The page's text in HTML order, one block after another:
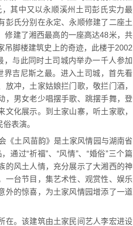
其中又以永顺溪州土司彭氏实力最
彭氏分别在永定、永顺修建了二座土
修建了湘西最高的一座高达48米，共
吊脚楼建筑史上的奇迹，此楼于2002
与此同时土司城内举办一千人参加
吉尼斯之最。进入土司城，首先看
冲，土家姑娘拦门歌，敬拦门酒，
，男女老少唱摆手歌、跳摆手舞，登
化展示。到土家山寨，听土家歌，
表演。
土风苗韵》是土家风情园与湖南省
通过“祈福”、“风情”、“婚俗”三个篇
的风土人情，充分展示了大湘西的神
一台节目，集艺术性、观赏性、娱乐
外的惊喜，为土家风情园增添了一道
。该建筑由土家民间艺人李宏进设